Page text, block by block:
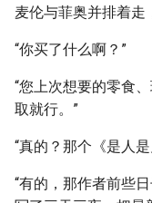
麦伦与菲奥并排着走
“你买了什么啊？”
“您上次想要的零食
取就行。”
“真的？那个《是人
“有的，那作者前些